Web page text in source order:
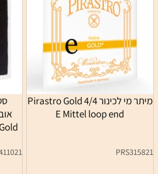
מיתר מי לכינור 4/4 Pirastro Gold
E Mittel loop end
PRS315821